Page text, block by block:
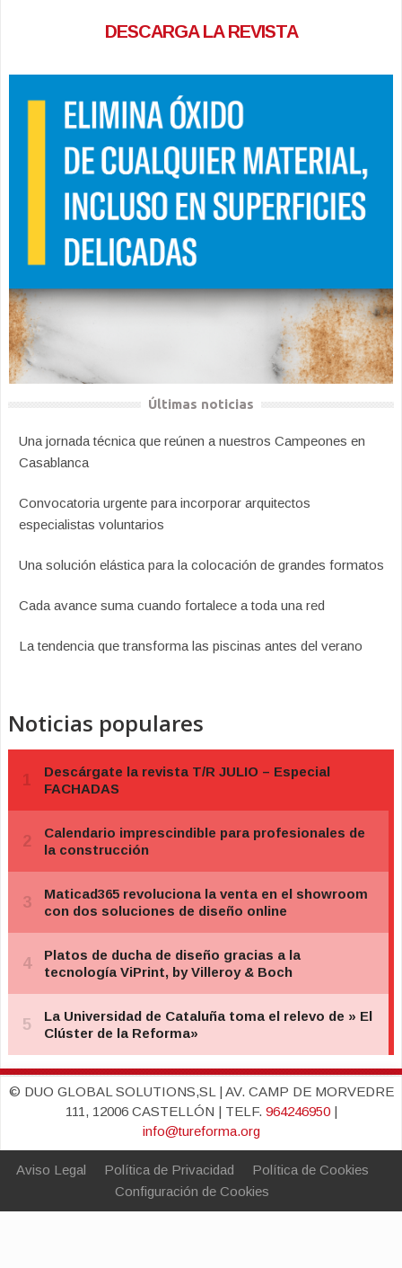
DESCARGA LA REVISTA
Últimas noticias
Una jornada técnica que reúnen a nuestros Campeones en
Casablanca
Convocatoria urgente para incorporar arquitectos
especialistas voluntarios
Una solución elástica para la colocación de grandes formatos
Cada avance suma cuando fortalece a toda una red
La tendencia que transforma las piscinas antes del verano
Noticias populares
© DUO GLOBAL SOLUTIONS,SL | AV. CAMP DE MORVEDRE
111, 12006 CASTELLÓN | TELF. 964246950|
info@tureforma.org
Aviso Legal Política de Privacidad
Política de Cookies
Configuración de Cookies